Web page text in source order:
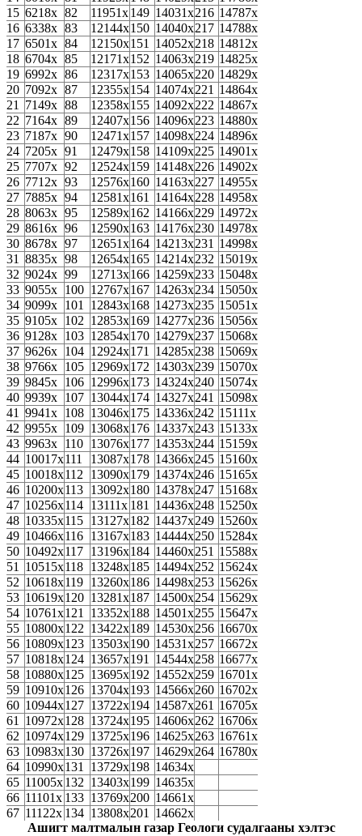
15 6218х 82 11951х149 14031х216 14787х
16 6338х 83 12144х150 14040х217 14788х
17 6501х 84 12150х151 14052х218 14812х
18 6704х 85 12171х152 14063х219 14825х
19 6992х 86 12317х153 14065х220 14829х
20 7092х 87 12355х154 14074х221 14864х
21 7149х 88 12358х155 14092х222 14867х
22 7164х 89 12407х156 14096х223 14880х
23 7187х 90 12471х157 14098х224 14896х
24 7205х 91 12479х158 14109х225 14901х
25 7707х 92 12524х159 14148х226 14902х
26 7712х 93 12576х160 14163х227 14955х
27 7885х 94 12581х161 14164х228 14958х
28 8063х 95 12589х162 14166х229 14972х
29 8616х 96 12590х163 14176х230 14978х
30 8678х 97 12651х164 14213х231 14998х
31 8835х 98 12654х165 14214х232 15019х
32 9024х 99 12713х166 14259х233 15048х
33 9055х 100 12767х167 14263х234 15050х
34 9099х 101 12843х168 14273х235 15051х
35 9105х 102 12853х169 14277х236 15056х
36 9128х 103 12854х170 14279х237 15068х
37 9626х 104 12924х171 14285х238 15069х
38 9766х 105 12969х172 14303х239 15070х
39 9845х 106 12996х173 14324х240 15074х
40 9939х 107 13044х174 14327х241 15098х
41 9941х 108 13046х175 14336х242 15111х
42 9955х 109 13068х176 14337х243 15133х
43 9963х 110 13076х177 14353х244 15159х
44 10017х111 13087х178 14366х245 15160х
45 10018х112 13090х179 14374х246 15165х
46 10200х113 13092х180 14378х247 15168х
47 10256х114 13111х 181 14436х248 15250х
48 10335х115 13127х182 14437х249 15260х
49 10466х116 13167х183 14444х250 15284х
50 10492х117 13196х184 14460х251 15588х
51 10515х118 13248х185 14494х252 15624х
52 10618х119 13260х186 14498х253 15626х
53 10619х120 13281х187 14500х254 15629х
54 10761х121 13352х188 14501х255 15647х
55 10800х122 13422х189 14530х256 16670х
56 10809х123 13503х190 14531х257 16672х
57 10818х124 13657х191 14544х258 16677х
58 10880х125 13695х192 14552х259 16701х
59 10910х126 13704х193 14566х260 16702х
60 10944х127 13722х194 14587х261 16705х
61 10972х128 13724х195 14606х262 16706х
62 10974х129 13725х196 14625х263 16761х
63 10983х130 13726х197 14629х264 16780х
64 10990х131 13729х198 14634х
65 11005х132 13403х199 14635х
66 11101х 133 13769х200 14661х
67 11122х 134 13808х201 14662х
Ашигт малтмалын газар Геологи судалгааны хэлтэс